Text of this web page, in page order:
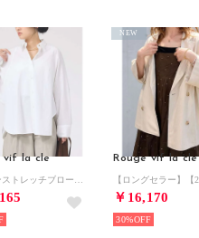
vif la cle Rouge vif la cle
￥16,170
NEW
30%